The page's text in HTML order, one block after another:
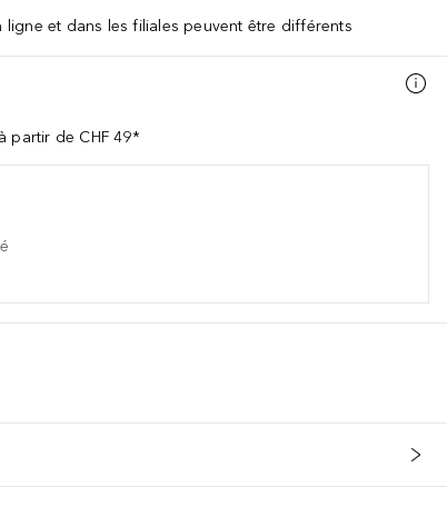
et dans les filiales peuvent être différents
partir de CHF 49*